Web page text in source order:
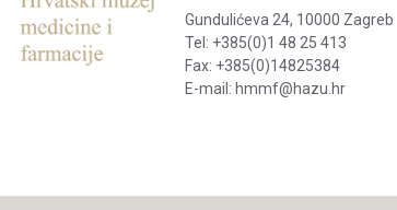
Gundulićeva 24, 10000 Zagreb
Tel: +385(0)1 48 25 413
Fax: +385(0)14825384
E-mail: hmmf@hazu.hr